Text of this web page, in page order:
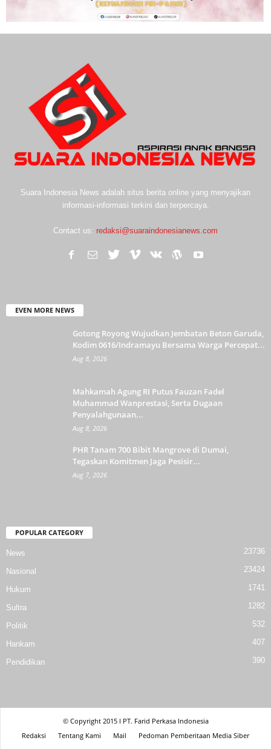
Suara Indonesia News adalah situs berita online yang menyajikan
informasi-informasi terkini dan terpercaya.
Contact us: redaksi@suaraindonesianews.com
EVEN MORE NEWS
Gotong Royong Wujudkan Jembatan Beton Garuda,
Kodim 0616/Indramayu Bersama Warga Percepat...
Aug 8, 2026
Mahkamah Agung RI Putus Fauzan Fadel
Muhammad Wanprestasi, Serta Dugaan
Penyalahgunaan...
Aug 8, 2026
PHR Tanam 700 Bibit Mangrove di Dumai,
Tegaskan Komitmen Jaga Pesisir...
Aug 7, 2026
POPULAR CATEGORY
News 23736
Nasional 23424
Hukum 1741
Sultra 1282
Politik 532
Hankam 407
Pendidikan 390
© Copyright 2015 l PT. Farid Perkasa Indonesia
Redaksi
Tentang Kami Mail Pedoman Pemberitaan Media Siber